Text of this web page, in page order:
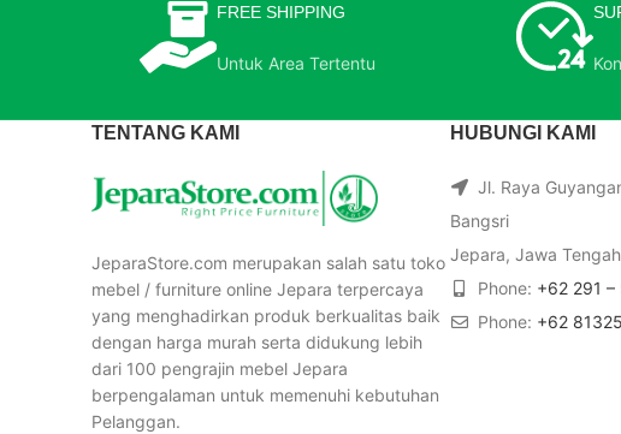
FREE SHIPPING
Untuk Area Tertentu
TENTANG KAMI
JeparaStore.com merupakan salah satu toko
mebel / furniture online Jepara terpercaya
yang menghadirkan produk berkualitas baik
dengan harga murah serta didukung lebih
dari 100 pengrajin mebel Jepara
berpengalaman untuk memenuhi kebutuhan
Pelanggan.
HUBUNGI KAMI
Jl. Raya
Bangsri
Jepara, Jawa
Phone: +62 291
Phone: +62